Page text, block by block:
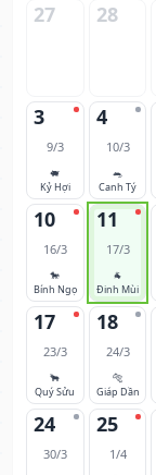
27 28
3
9/3
🐖
Kỷ Hợi
4
10/3
🐀
Canh Tý
10
16/3
🐎
Bính Ngọ
11
17/3
🐐
Đinh Mùi
17
23/3
🐂
Quý Sửu
18
24/3
🐅
Giáp Dần
24
30/3
25
1/4